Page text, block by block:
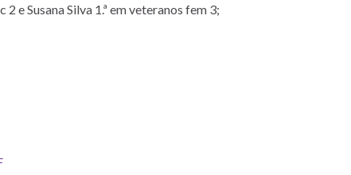
e Susana Silva 1.ª em veteranos fem 3;